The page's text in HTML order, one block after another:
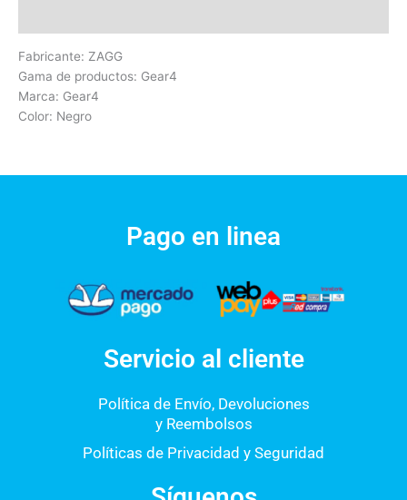
Fabricante: ZAGG
Gama de productos: Gear4
Marca: Gear4
Color: Negro
Pago en linea
Servicio al cliente
Política de Envío, Devoluciones
y Reembolsos
Políticas de Privacidad y Seguridad